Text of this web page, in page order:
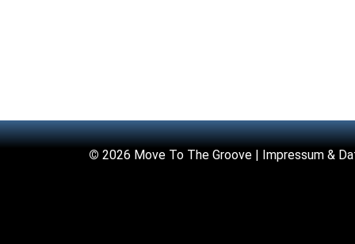
© 2026 Move To The Groove | Impressum &